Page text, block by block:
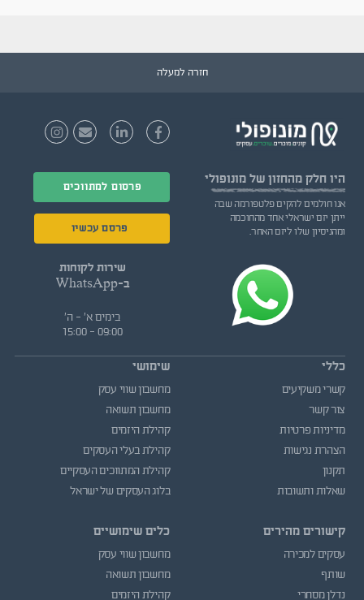
חזרה למעלה
היו חלק מהחזון של מונופולי
אנו חולמים להקים פלטפורמה שבה
ייתן יזם ישראלי אחד מהחוכמה
ומהניסיון שלו ליזם האחר.
פרסום למתווכים
פרסם עכשיו
שירות לקוחות
ב-WhatsApp
בימים א' - ה'
09:00 - 15:00
כללי
קשרי משקיעים
צור קשר
מדיניות פרטיות
הצהרת נגישות
תקנון
שאלות ותשובות
קישורים מהירים
עסקים למכירה
שותף
נדלן מסחרי
שימושי
מחשבון שווי עסק
מחשבון תשואה
קהילת היזמים
קהילת בעלי העסקים
קהילת המתווכים העסקיים
בלוג העסקים של ישראל
כלים שימושיים
מחשבון שווי עסק
מחשבון תשואה
קהילת היזמים